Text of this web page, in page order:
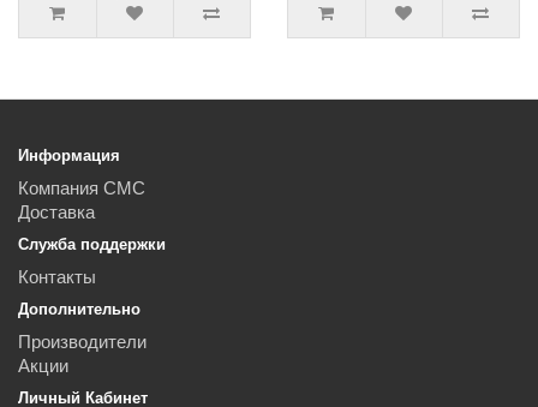
Информация
Компания СМС
Доставка
Служба поддержки
Контакты
Дополнительно
Производители
Акции
Личный Кабинет